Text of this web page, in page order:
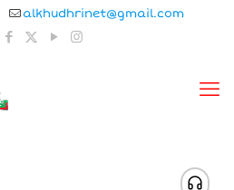
alkhudhrinet@gmail.com